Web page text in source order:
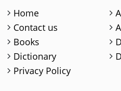
Home
Contact us
Books
Dictionary
Privacy Policy